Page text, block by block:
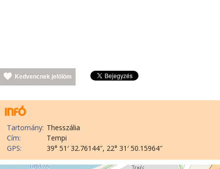
Kedvencnek jelölöm
Tartomány: Thesszália
Cím:
Tempi
GPS:
39° 51′ 32.76144″, 22° 31′ 50.15964″